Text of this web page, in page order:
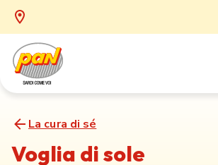
La cura di sé
Voglia di sole